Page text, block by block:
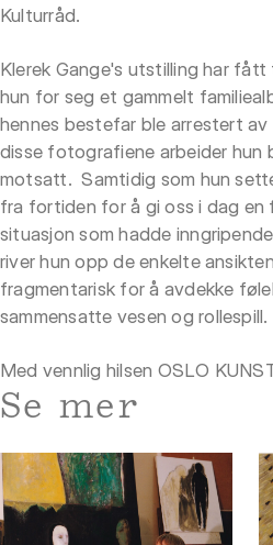
Kulturråd.
Klerek Gange's utstilling har
hun for seg et gammelt
hennes bestefar ble arrestert
disse fotografiene arbeider hun
motsatt. Samtidig som hun
fra fortiden for å gi oss i dag en
situasjon som hadde
river hun opp de enkelte
fragmentarisk for å avdekke
sammensatte vesen og rollespill.
Med vennlig hilsen OSLO
Se mer